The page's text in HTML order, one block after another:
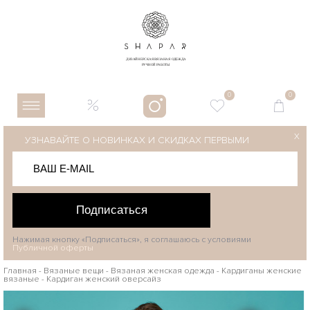
0 0
УЗНАВАЙТЕ О НОВИНКАХ И СКИДКАХ ПЕРВЫМИ
Подписаться
X
Нажимая кнопку «Подписаться», я соглашаюсь с условиями
Публичной оферты
Главная - Вязаные вещи - Вязаная женская одежда - Кардиганы женские
вязаные - Кардиган женский оверсайз